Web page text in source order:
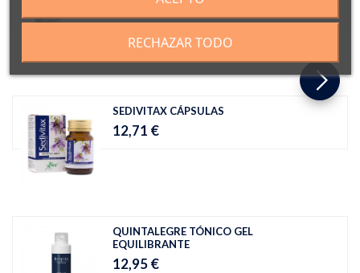
AÑADIR A LA CESTA
SEDIVITAX CÁPSULAS
12,71 €
QUINTALEGRE TÓNICO GEL
EQUILIBRANTE
12,95 €
RECHAZAR TODO